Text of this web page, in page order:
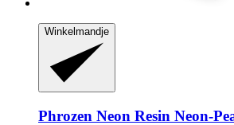
Winkelmandje
Phrozen Neon Resin Neon-​